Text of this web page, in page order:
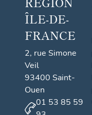
ÎLE-DE-
FRANCE
2, rue Simone
Veil
93400 Saint-
Ouen
01 53 85 59